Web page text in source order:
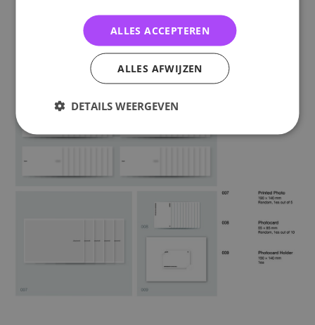
ALLES ACCEPTEREN
ALLES AFWIJZEN
DETAILS WEERGEVEN